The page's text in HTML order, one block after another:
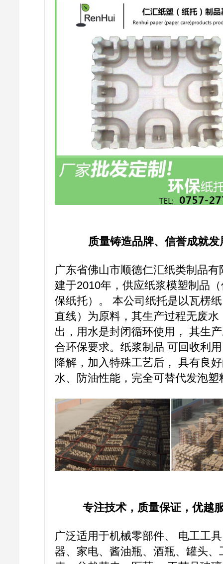
质量铸造品牌、信誉成就发
广东省佛山市顺德仁汇纸类制品有
建于2010年，供应纸浆模塑制品
保纸托）。 本公司纸托是以瓦楞
直线）为原料，其生产过程无废水
出，用水是封闭循环使用， 其生
合环保要求。纸浆制品 可回收利
降解，加入特殊工艺后， 具有良
水、防油性能，完全可替代发泡塑
专注技术，质量保证，优越
广泛适用于机械零部件、 电工工
器、家电、酱油瓶、酒瓶、罐头、